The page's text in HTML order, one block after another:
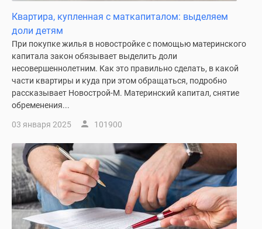
Квартира, купленная с маткапиталом: выделяем
доли детям
При покупке жилья в новостройке с помощью материнского
капитала закон обязывает выделить доли
несовершеннолетним. Как это правильно сделать, в какой
части квартиры и куда при этом обращаться, подробно
рассказывает Новострой-М. Материнский капитал, снятие
обременения...
03 января 2025 101900